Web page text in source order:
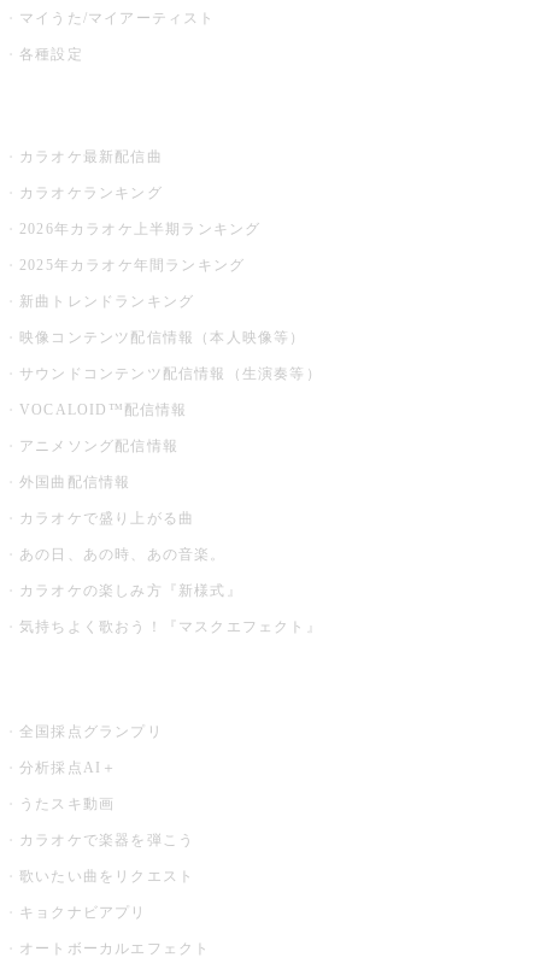
マイうた/マイアーティスト
各種設定
カラオケ最新配信曲
カラオケランキング
2026年カラオケ上半期ランキング
2025年カラオケ年間ランキング
新曲トレンドランキング
映像コンテンツ配信情報（本人映像等）
サウンドコンテンツ配信情報（生演奏等）
VOCALOID™配信情報
アニメソング配信情報
外国曲配信情報
カラオケで盛り上がる曲
あの日、あの時、あの音楽。
カラオケの楽しみ方『新様式』
気持ちよく歌おう！『マスクエフェクト』
全国採点グランプリ
分析採点AI＋
うたスキ動画
カラオケで楽器を弾こう
歌いたい曲をリクエスト
キョクナビアプリ
オートボーカルエフェクト